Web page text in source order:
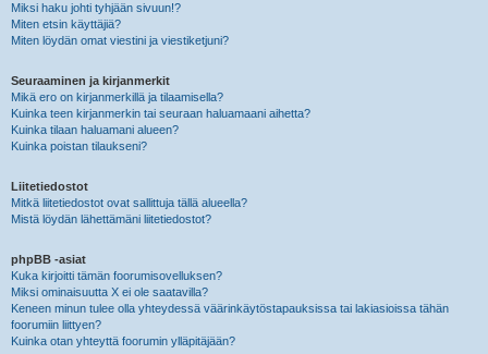
Miksi haku johti tyhjään sivuun!?
Miten etsin käyttäjiä?
Miten löydän omat viestini ja viestiketjuni?
Seuraaminen ja kirjanmerkit
Mikä ero on kirjanmerkillä ja tilaamisella?
Kuinka teen kirjanmerkin tai seuraan haluamaani aihetta?
Kuinka tilaan haluamani alueen?
Kuinka poistan tilaukseni?
Liitetiedostot
Mitkä liitetiedostot ovat sallittuja tällä alueella?
Mistä löydän lähettämäni liitetiedostot?
phpBB -asiat
Kuka kirjoitti tämän foorumisovelluksen?
Miksi ominaisuutta X ei ole saatavilla?
Keneen minun tulee olla yhteydessä väärinkäytöstapauksissa tai lakiasioissa tähän
foorumiin liittyen?
Kuinka otan yhteyttä foorumin ylläpitäjään?